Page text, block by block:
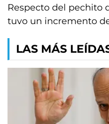
Respecto del pechito
tuvo un incremento
LAS MÁS